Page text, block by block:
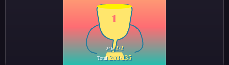
1
24h2/2
Total 203/235